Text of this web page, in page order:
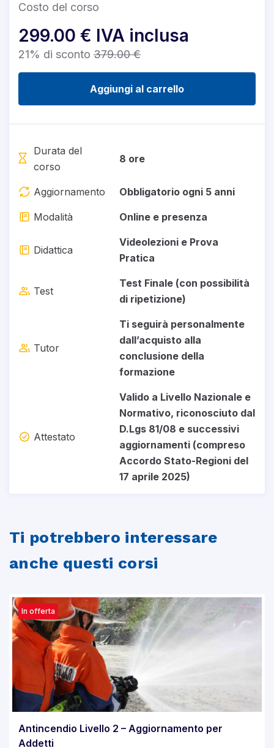
Costo del corso
299.00 € IVA inclusa
21% di sconto 379.00 €
Aggiungi al carrello
Durata del
corso
8 ore
Aggiornamento Obbligatorio ogni 5 anni
Modalità Online e presenza
Didattica
Videolezioni e Prova
Pratica
Test
Test Finale (con possibilità
di ripetizione)
Tutor
Ti seguirà personalmente
dall’acquisto alla
conclusione della
formazione
Attestato
Valido a Livello Nazionale e
Normativo, riconosciuto dal
D.Lgs 81/08 e successivi
aggiornamenti (compreso
Accordo Stato-Regioni del
17 aprile 2025)
Ti potrebbero interessare
anche questi corsi
In offerta
Antincendio Livello 2 – Aggiornamento per
Addetti